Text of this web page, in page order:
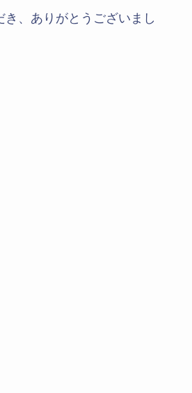
、ありがとうございまし